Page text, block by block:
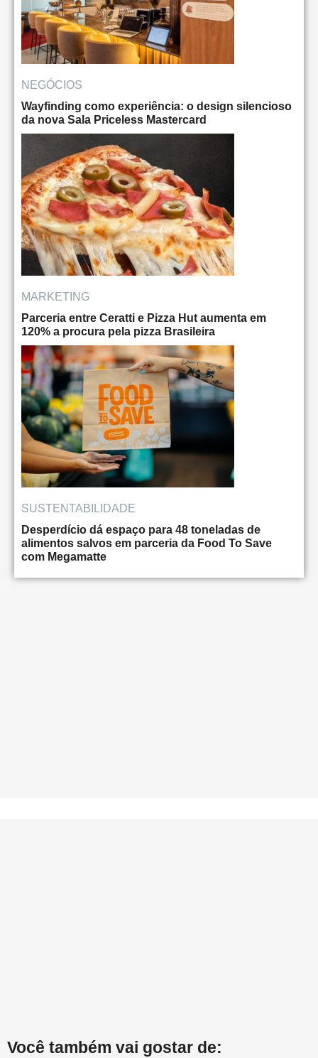
NEGÓCIOS
Wayfinding como experiência: o design silencioso
da nova Sala Priceless Mastercard
MARKETING
Parceria entre Ceratti e Pizza Hut aumenta em
120% a procura pela pizza Brasileira
SUSTENTABILIDADE
Desperdício dá espaço para 48 toneladas de
alimentos salvos em parceria da Food To Save
com Megamatte
Você também vai gostar de: